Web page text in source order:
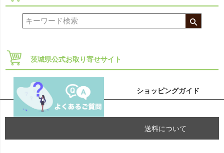
茨城県公式お取り寄せサイト
ショッピングガイド
送料について